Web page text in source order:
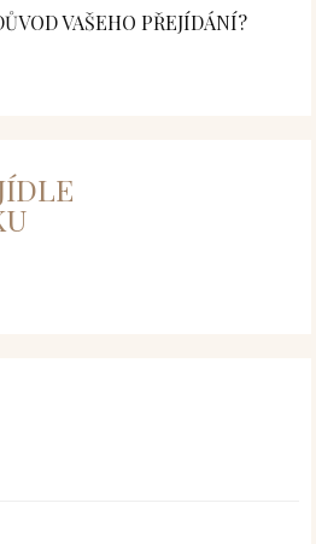
VAŠEHO PŘEJÍDÁNÍ?